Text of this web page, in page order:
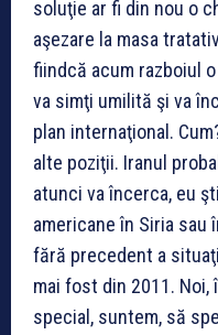
soluţie ar fi din nou o
aşezare la masa
fiindcă acum razboiul
va simţi umilită şi va
plan internaţional.
alte poziţii. Iranul
atunci va încerca, eu
americane în Siria sau
fără precedent a
mai fost din 2011. Noi,
special, suntem, să